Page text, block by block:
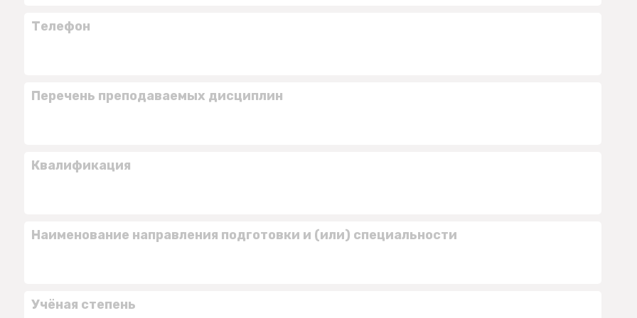
Телефон
Перечень преподаваемых дисциплин
Квалификация
Наименование направления подготовки и (или) специальности
Учёная степень